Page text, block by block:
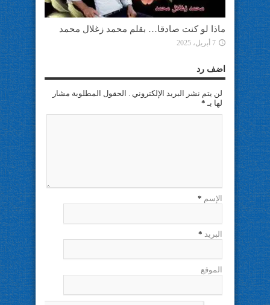
ماذا لو كنت صادقا… بقلم محمد زغلال محمد
7 أبريل، 2025
اضف رد
لن يتم نشر البريد الإلكتروني . الحقول المطلوبة مشار
لها بـ *
الإسم *
البريد *
الموقع